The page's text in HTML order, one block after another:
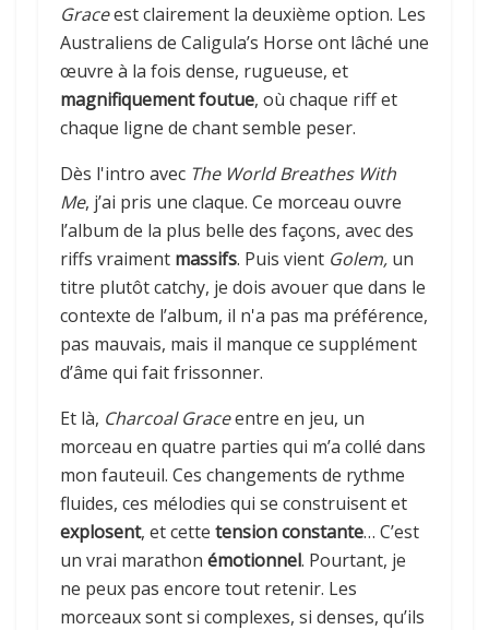
Graceest clairement la deuxième option. Les
Australiens de Caligula’s Horse ont lâché une
œuvre à la fois dense, rugueuse, et
magnifiquement foutue, où chaque riff et
chaque ligne de chant semble peser.
Dès l'intro avec The World Breathes With
Me, j’ai pris une claque. Ce morceau ouvre
l’album de la plus belle des façons, avec des
riffs vraiment massifs. Puis vient Golem, un
titre plutôt catchy, je dois avouer que dans le
contexte de l’album, il n'a pas ma préférence,
pas mauvais, mais il manque ce supplément
d’âme qui fait frissonner.
Et là, Charcoal Graceentre en jeu, un
morceau en quatre parties qui m’a collé dans
mon fauteuil. Ces changements de rythme
fluides, ces mélodies qui se construisent et
explosent, et cette tension constante… C’est
un vrai marathon émotionnel. Pourtant, je
ne peux pas encore tout retenir. Les
morceaux sont si complexes, si denses, qu’ils